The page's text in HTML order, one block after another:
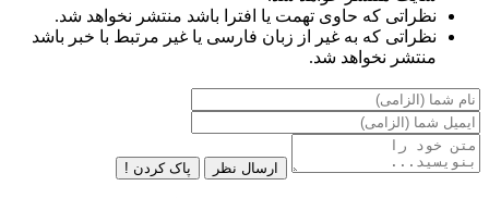
نظراتی که حاوی تهمت یا افترا باشد منتشر نخواهد شد.
نظراتی که به غیر از زبان فارسی یا غیر مرتبط با خبر باشد
منتشر نخواهد شد.
ارسال نظر پاک کردن !